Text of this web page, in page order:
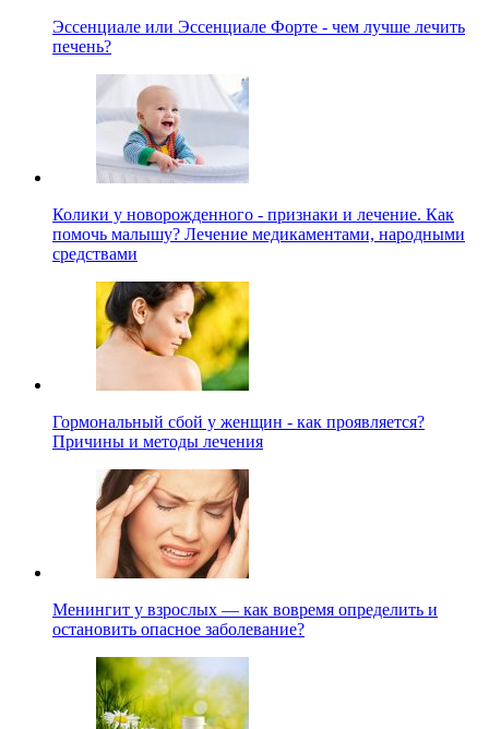
Эссенциале или Эссенциале Форте - чем лучше лечить
печень?
Колики у новорожденного - признаки и лечение. Как
помочь малышу? Лечение медикаментами, народными
средствами
Гормональный сбой у женщин - как проявляется?
Причины и методы лечения
Менингит у взрослых — как вовремя определить и
остановить опасное заболевание?